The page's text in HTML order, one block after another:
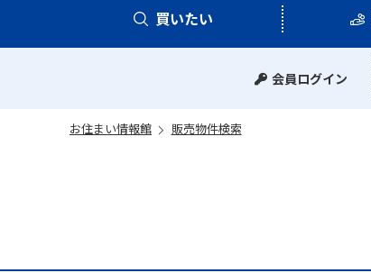
買いたい
中古一戸建て
中古マンション
新築一戸建て
土地
会員ログイン
お住まい情報館 販売物件検索